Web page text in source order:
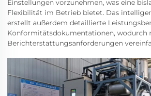
Einstellungen vorzunehmen, was eine
Flexibilität im Betrieb bietet. Das
erstellt außerdem detaillierte
Konformitätsdokumentationen, wodurch
Berichterstattungsanforderungen